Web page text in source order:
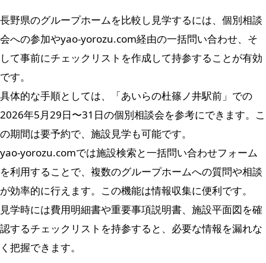
長野県のグループホームを比較し見学するには、個別相談
会への参加やyao-yorozu.com経由の一括問い合わせ、そ
して事前にチェックリストを作成して持参することが有効
です。
具体的な手順としては、「あいらの杜篠ノ井駅前」での
2026年5月29日〜31日の個別相談会を参考にできます。こ
の期間は要予約で、施設見学も可能です。
yao-yorozu.comでは施設検索と一括問い合わせフォーム
を利用することで、複数のグループホームへの質問や相談
が効率的に行えます。この機能は情報収集に便利です。
見学時には費用明細書や重要事項説明書、施設平面図を確
認するチェックリストを持参すると、必要な情報を漏れな
く把握できます。